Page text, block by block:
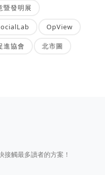
暨發明展
OpView
進協會 北市圖
觸最多讀者的方案！